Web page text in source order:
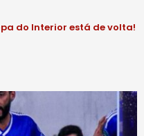
do Interior está de volta!